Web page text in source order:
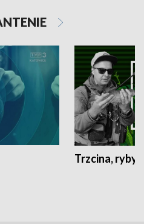
Trzcina, ryby